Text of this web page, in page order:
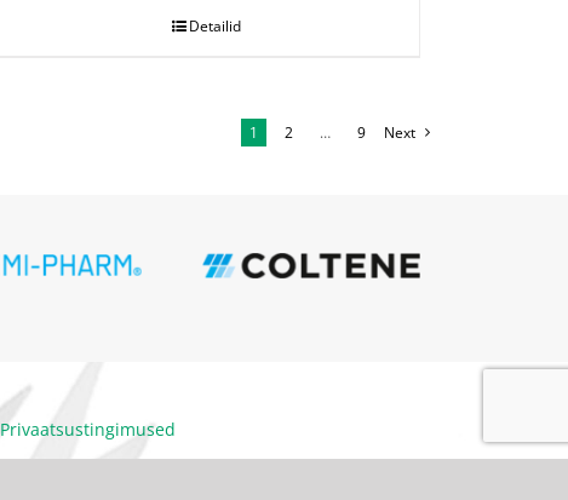
Detailid
1 2 … 9 Next
Privaatsustingimused